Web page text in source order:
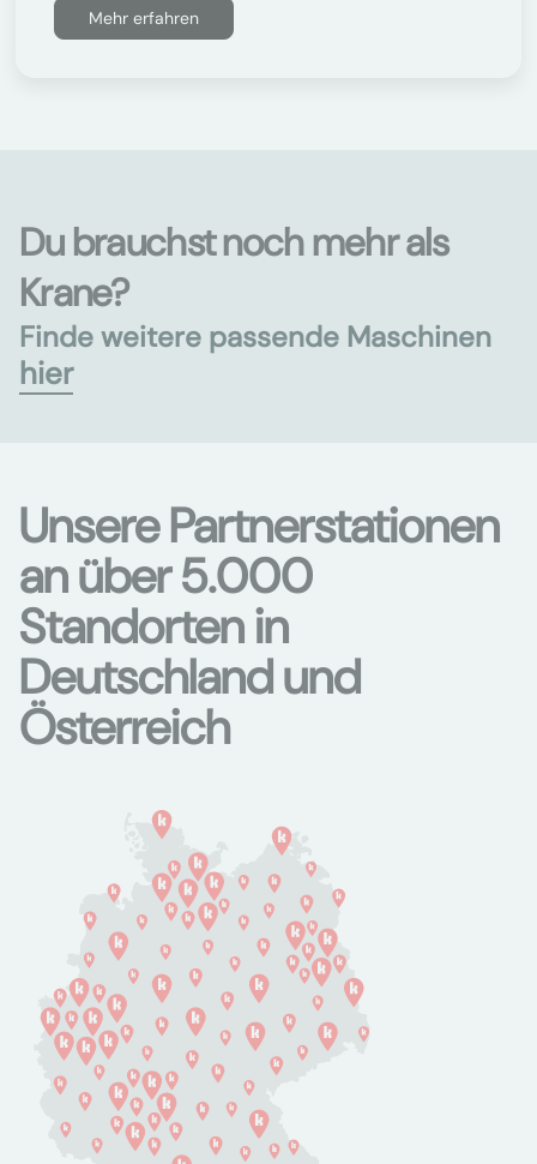
Mehr erfahren
Du brauchst noch mehr als
Krane?
Finde weitere passende Maschinen
hier
Unsere Partnerstationen
an über 5.000
Standorten in
Deutschland und
Österreich